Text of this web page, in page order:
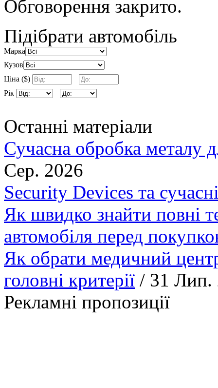
Обговорення закрито.
Підібрати автомобіль
Марка
Кузов
Ціна ($)
Рік
Останні матеріали
Сучасна обробка металу
Сер. 2026
Security Devices та
Як швидко знайти повні
автомобіля перед
Як обрати медичний
головні критерії / 31 Лип.
Рекламні пропозиції